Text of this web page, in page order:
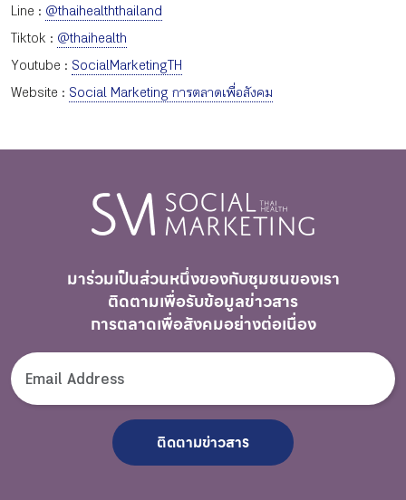
Line : @thaihealththailand
Tiktok : @thaihealth
Youtube : SocialMarketingTH
Website : Social Marketing การตลาดเพื่อสังคม
มาร่วมเป็นส่วนหนึ่งของกับชุมชนของเรา
ติดตามเพื่อรับข้อมูลข่าวสาร
การตลาดเพื่อสังคมอย่างต่อเนื่อง
ติดตามข่าวสาร